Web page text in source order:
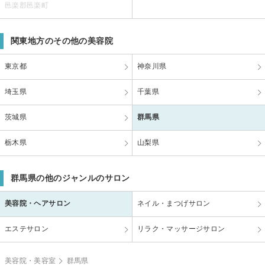
邑楽郡邑楽町
関東地方のその他の美容院
東京都 神奈川県
埼玉県 千葉県
茨城県 群馬県
栃木県 山梨県
群馬県の他のジャンルのサロン
美容院・ヘアサロン ネイル・まつげサロン
エステサロン リラク・マッサージサロン
美容院・美容室 群馬県